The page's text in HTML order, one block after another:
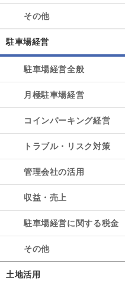
その他
駐車場経営
駐車場経営全般
月極駐車場経営
コインパーキング経営
トラブル・リスク対策
管理会社の活用
収益・売上
駐車場経営に関する税金
その他
土地活用